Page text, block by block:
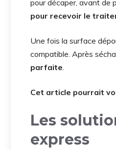
pour décaper, avant de
pour recevoir le
Une fois la surface
compatible. Après
parfaite.
Cet article pourrait
Les
express